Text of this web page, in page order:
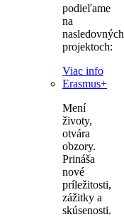
podieľame
na
nasledovných
projektoch:
Viac info
Erasmus+
Mení
životy,
otvára
obzory.
Prináša
nové
príležitosti,
zážitky a
skúsenosti.